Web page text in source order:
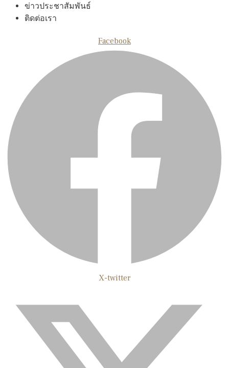
ข่าวประชาสัมพันธ์
ติดต่อเรา
Facebook
X-twitter